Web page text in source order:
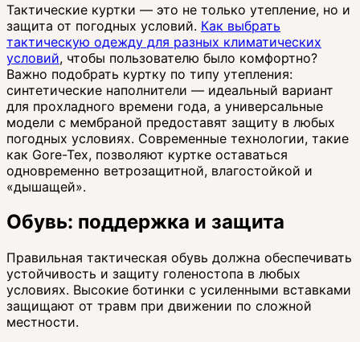
Тактические куртки — это не только утепление, но и
защита от погодных условий. Как выбрать
тактическую одежду для разных климатических
условий, чтобы пользователю было комфортно?
Важно подобрать куртку по типу утепления:
синтетические наполнители — идеальный вариант
для прохладного времени года, а универсальные
модели с мембраной предоставят защиту в любых
погодных условиях. Современные технологии, такие
как Gore-Tex, позволяют куртке оставаться
одновременно ветрозащитной, влагостойкой и
«дышащей».
Обувь: поддержка и защита
Правильная тактическая обувь должна обеспечивать
устойчивость и защиту голеностопа в любых
условиях. Высокие ботинки с усиленными вставками
защищают от травм при движении по сложной
местности.